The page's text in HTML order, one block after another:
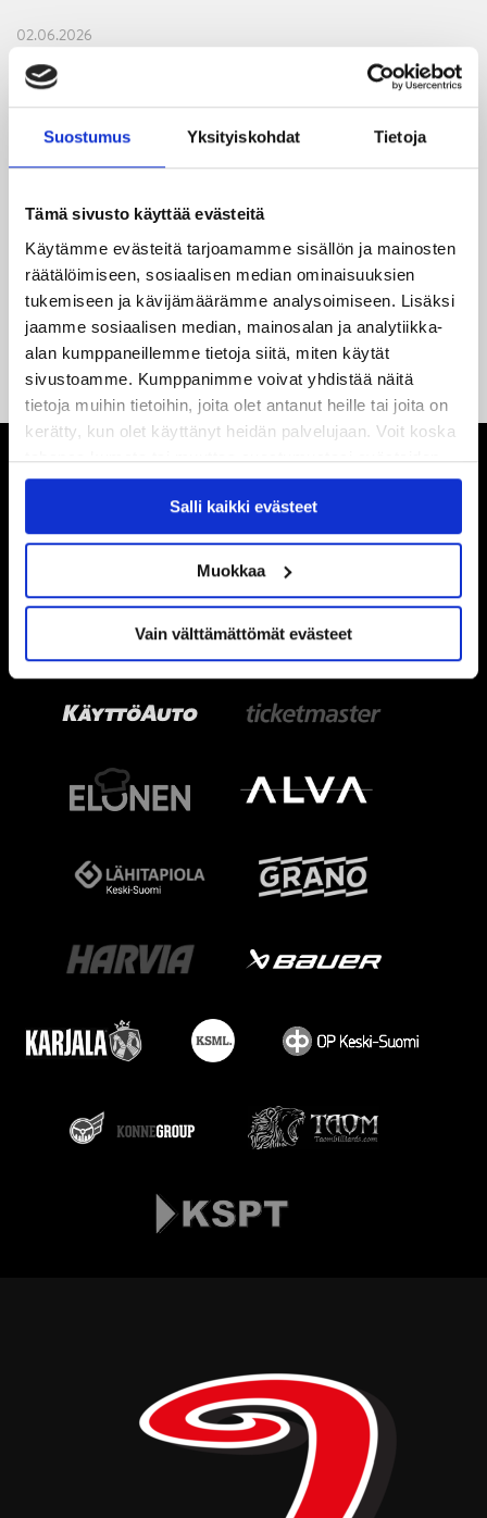
Suostumus Yksityiskohdat Tietoja
Tämä sivusto käyttää evästeitä
Käytämme evästeitä tarjoamamme sisällön ja mainosten
räätälöimiseen, sosiaalisen median ominaisuuksien
tukemiseen ja kävijämäärämme analysoimiseen. Lisäksi
jaamme sosiaalisen median, mainosalan ja analytiikka-
alan kumppaneillemme tietoja siitä, miten käytät
sivustoamme. Kumppanimme voivat yhdistää näitä
tietoja muihin tietoihin, joita olet antanut heille tai joita on
kerätty, kun olet käyttänyt heidän palvelujaan. Voit koska
tahansa kumota tai muuttaa suostumustasi evästeiden
käytöstäEvästeet-sivultamme.
Salli kaikki evästeet
Muokkaa
Vain välttämättömät evästeet
02.06.2026
Liiga-kauden 2026-2027 otteluohjelma on julkaistu!
27.05.2026
Reece Newkirk vahvistamaan JYP-hyökkäystä!
Jaatinen ja Liljamo jatkosopimuksiin – JYPin ja KeuPa HT:n
yhteistyö jatkuu
14.05.2026
Tuore Sveitsin mestari Juuso Arola JYP-puolustukseen
kahden vuoden sopimuksella